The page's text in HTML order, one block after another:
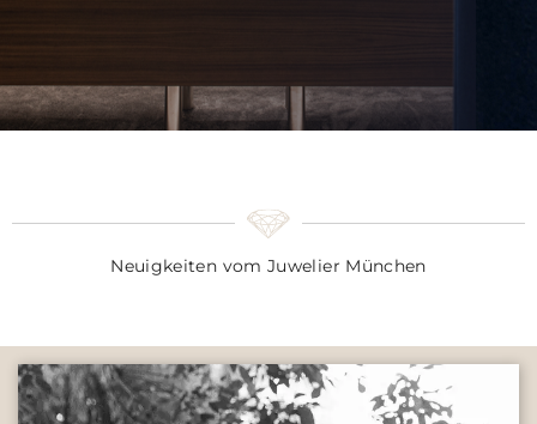
Neuigkeiten vom Juwelier München